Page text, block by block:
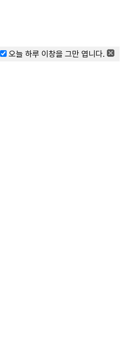
오늘 하루 이창을 그만 엽니다.